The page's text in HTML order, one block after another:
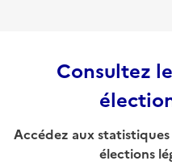
Consultez
Accédez aux
élections